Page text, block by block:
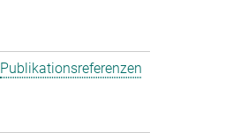
Publikationsreferenzen